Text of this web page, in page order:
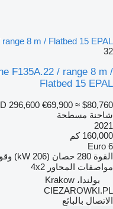
8 m / Flatbed 15 EPAL
32
F135A.22 / range 8 m /
Flatbed 15 EPAL
296,600 €69,900 ≈ $80,760
شاحنة مسطحة
2021
160,000 كم
Euro 6
القوة 280 حصان (206 kW)
مواصفات المحاور 4x2
بولندا، Krakow
CIEZAROWKI.PL
الاتصال بالبائع